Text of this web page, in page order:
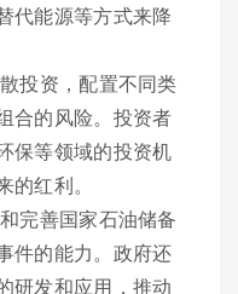
代能源等方式来降
投资，配置不同类
合的风险。投资者
保等领域的投资机
红利。
完善国家石油储备
件的能力。政府还
研发和应用，推动